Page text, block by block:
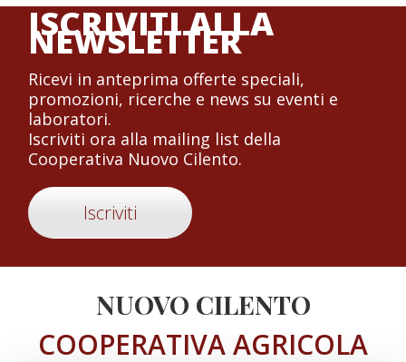
ISCRIVITI ALLA
NEWSLETTER
Ricevi in anteprima offerte speciali,
promozioni, ricerche e news su eventi e
laboratori.
Iscriviti ora alla mailing list della
Cooperativa Nuovo Cilento.
Iscriviti
NUOVO CILENTO
COOPERATIVA AGRICOLA